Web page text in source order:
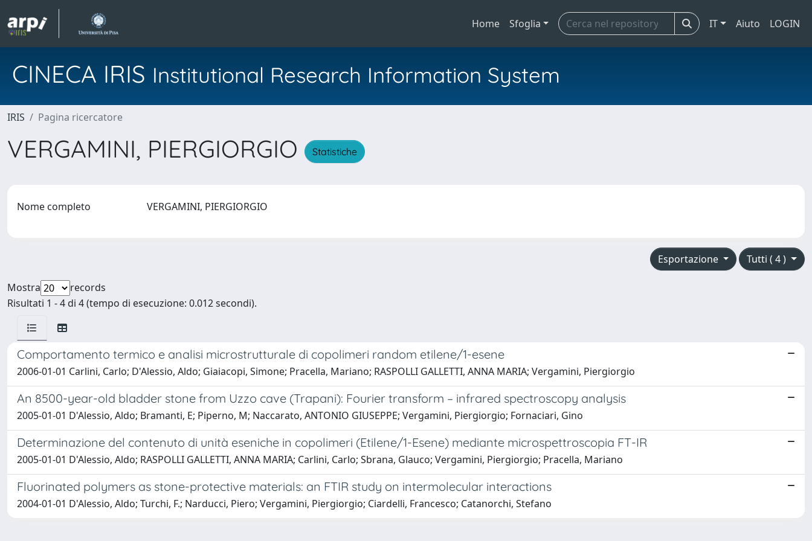
Home Sfoglia IT Aiuto LOGIN
CINECA IRIS Institutional Research Information System
IRIS Pagina ricercatore
VERGAMINI, PIERGIORGIO Statistiche
Nome completo VERGAMINI, PIERGIORGIO
Tutti ( 4 )
Esportazione
Mostra
records
Risultati 1 - 4 di 4 (tempo di esecuzione: 0.012 secondi).
Comportamento termico e analisi microstrutturale di copolimeri random etilene/1-esene
2006-01-01 Carlini, Carlo; D'Alessio, Aldo; Giaiacopi, Simone; Pracella, Mariano; RASPOLLI GALLETTI, ANNA MARIA; Vergamini, Piergiorgio
An 8500-year-old bladder stone from Uzzo cave (Trapani): Fourier transform – infrared spectroscopy analysis
2005-01-01 D'Alessio, Aldo; Bramanti, E; Piperno, M; Naccarato, ANTONIO GIUSEPPE; Vergamini, Piergiorgio; Fornaciari, Gino
Determinazione del contenuto di unità eseniche in copolimeri (Etilene/1-Esene) mediante microspettroscopia FT-IR
2005-01-01 D'Alessio, Aldo; RASPOLLI GALLETTI, ANNA MARIA; Carlini, Carlo; Sbrana, Glauco; Vergamini, Piergiorgio; Pracella, Mariano
Fluorinated polymers as stone-protective materials: an FTIR study on intermolecular interactions
2004-01-01 D'Alessio, Aldo; Turchi, F.; Narducci, Piero; Vergamini, Piergiorgio; Ciardelli, Francesco; Catanorchi, Stefano